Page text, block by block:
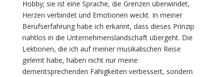
Hobby; sie ist eine Sprache, die Grenzen überwindet,
Herzen verbindet und Emotionen weckt. In meiner
Berufserfahrung habe ich erkannt, dass dieses Prinzip
nahtlos in die Unternehmenslandschaft übergeht. Die
Lektionen, die ich auf meiner musikalischen Reise
gelernt habe, haben nicht nur meine
dementsprechenden Fähigkeiten verbessert, sondern